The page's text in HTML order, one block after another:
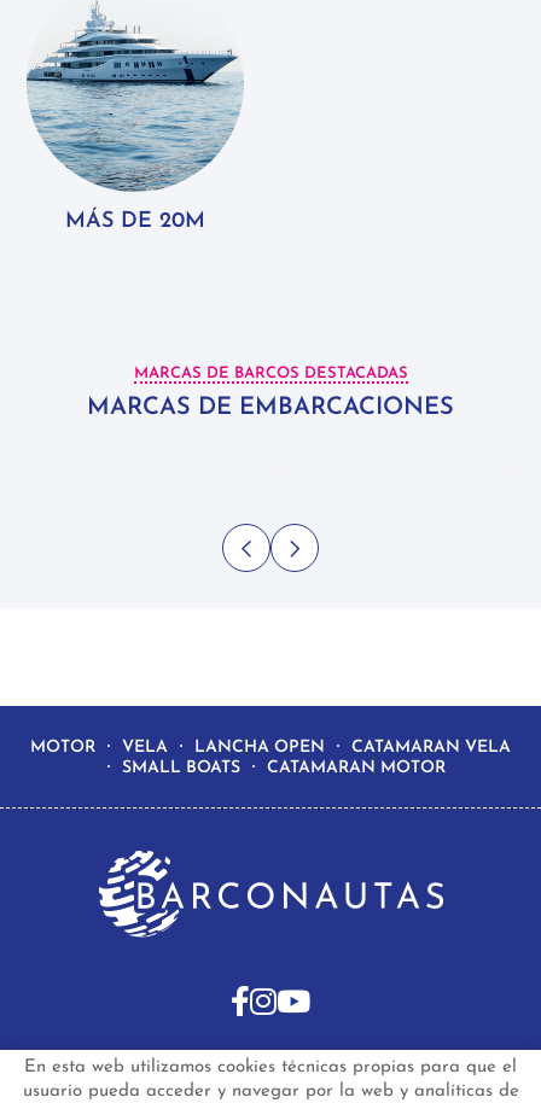
MÁS DE 20M
MARCAS DE BARCOS DESTACADAS
MARCAS DE EMBARCACIONES
En esta web utilizamos cookies técnicas propias para que el
usuario pueda acceder y navegar por la web y analíticas de
MOTOR VELA LANCHA OPEN
CATAMARAN VELA
SMALL BOATS
CATAMARAN MOTOR
INICIO
BARCOS DE SEGUNDA MANO
BARCOS NUEVOS EN STOCK
NOTICIAS